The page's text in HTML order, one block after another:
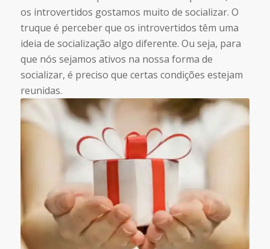
os introvertidos gostamos muito de socializar. O
truque é perceber que os introvertidos têm uma
ideia de socialização algo diferente. Ou seja, para
que nós sejamos ativos na nossa forma de
socializar, é preciso que certas condições estejam
reunidas.